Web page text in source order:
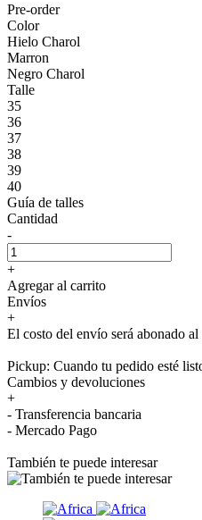
Pre-order
Color
Hielo Charol
Marron
Negro Charol
Talle
35
36
37
38
39
40
Guía de talles
Cantidad
-
+
Agregar al carrito
Envíos
+
El costo del envío será abonado
Pickup: Cuando tu pedido esté
Cambios y devoluciones
+
- Transferencia bancaria
- Mercado Pago
También te puede interesar